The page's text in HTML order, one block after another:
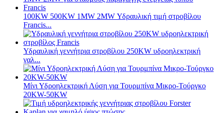
100KW 500KW 1MW 2MW Υδραυλική τιμή στροβίλου
Francis...
Υδραυλική γεννήτρια στροβίλου 250KW υδροηλεκτρική
γαλ...
Μίνι Υδροηλεκτρική Λύση για Τουρμπίνα Μικρο-Τούργκο
20KW-50KW